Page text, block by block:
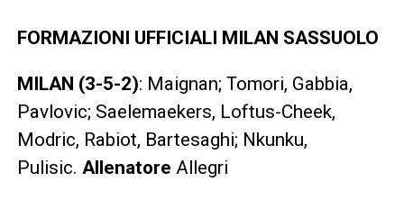
FORMAZIONI UFFICIALI MILAN SASSUOLO
MILAN (3-5-2): Maignan; Tomori, Gabbia,
Pavlovic; Saelemaekers, Loftus-Cheek,
Modric, Rabiot, Bartesaghi; Nkunku,
Pulisic. Allenatore Allegri